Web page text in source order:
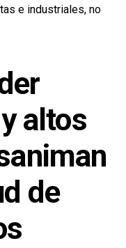
e industriales, no
altos
de